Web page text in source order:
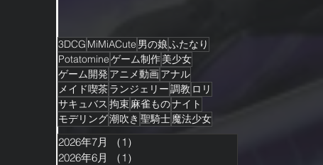
3DCG MiMiACute 男の娘ふたなり
Potatomineゲーム制作美少女
ゲーム開発 アニメ動画アナル
メイド喫茶ランジェリー調教 ロリ
サキュバス 拘束麻雀ものナイト
モデリング潮吹き 聖騎士魔法少女
2026年7月 （1）
2026年6月
（1）